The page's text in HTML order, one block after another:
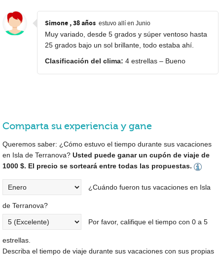
Simone , 38 años estuvo allí en Junio
Muy variado, desde 5 grados y súper ventoso hasta
25 grados bajo un sol brillante, todo estaba ahí.
Clasificación del clima: 4 estrellas – Bueno
Comparta su experiencia y gane
Queremos saber: ¿Cómo estuvo el tiempo durante sus vacaciones
en Isla de Terranova? Usted puede ganar un cupón de viaje de
1000 $. El precio se sorteará entre todas las propuestas.
¿Cuándo fueron tus vacaciones en Isla
de Terranova?
Por favor, califique el tiempo con 0 a 5
estrellas.
Describa el tiempo de viaje durante sus vacaciones con sus propias